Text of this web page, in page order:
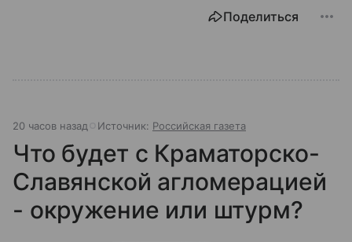
Поделиться
20 часов назад Источник: Российская газета
Что будет с Краматорско-
Славянской агломерацией
- окружение или штурм?